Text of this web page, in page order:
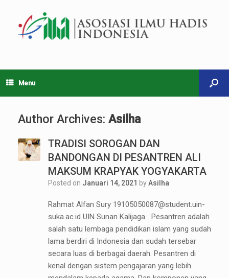
Menu
Author Archives: Asilha
TRADISI SOROGAN DAN
BANDONGAN DI PESANTREN ALI
MAKSUM KRAPYAK YOGYAKARTA
Posted on Januari 14, 2021 byAsilha
Rahmat Alfan Sury 19105050087@student.uin-
suka.ac.id UIN Sunan Kalijaga Pesantren adalah
salah satu lembaga pendidikan islam yang sudah
lama berdiri di Indonesia dan sudah tersebar
secara luas di berbagai daerah. Pesantren di
kenal dengan sistem pengajaran yang lebih